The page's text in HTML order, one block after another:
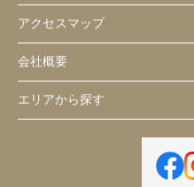
アクセスマップ
会社概要
エリアから探す